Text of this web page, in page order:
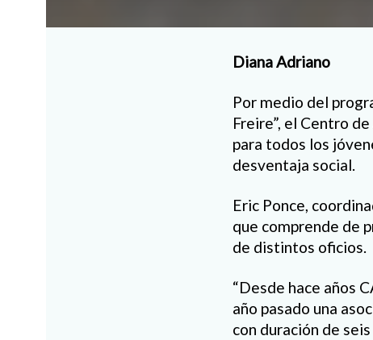
Diana Adriano
Por medio del
Freire”, el Centro
para todos los
desventaja social.
Eric Ponce,
que comprende de
de distintos oficios.
“Desde hace años
año pasado una
con duración de